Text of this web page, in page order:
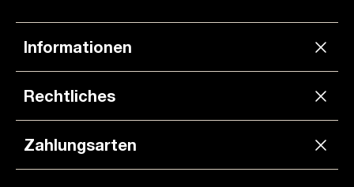
Informationen
Rechtliches
Zahlungsarten